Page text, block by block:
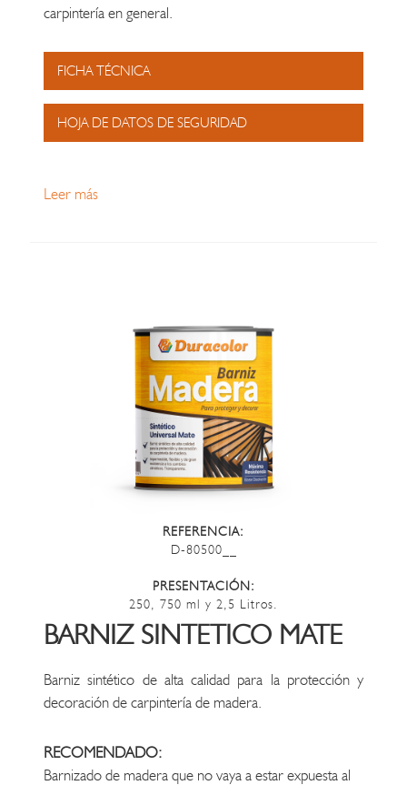
carpintería en general.
FICHA TÉCNICA
HOJA DE DATOS DE SEGURIDAD
Leer más
REFERENCIA:
D-80500__
PRESENTACIÓN:
250, 750 ml y 2,5 Litros.
BARNIZ SINTETICO MATE
Barniz sintético de alta calidad para la protección y
decoración de carpintería de madera.
RECOMENDADO:
Barnizado de madera que no vaya a estar expuesta al